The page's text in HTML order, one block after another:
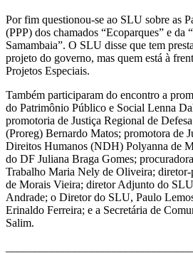
Por fim questionou-se ao SLU sobre as
(PPP) dos chamados “Ecoparques” e da
Samambaia”. O SLU disse que tem
projeto do governo, mas quem está à
Projetos Especiais.
Também participaram do encontro a
do Patrimônio Público e Social Lenna
promotoria de Justiça Regional de
(Proreg) Bernardo Matos; promotora de
Direitos Humanos (NDH) Polyanna de
do DF Juliana Braga Gomes;
Trabalho Maria Nely de Oliveira;
de Morais Vieira; diretor Adjunto do
Andrade; o Diretor do SLU, Paulo
Erinaldo Ferreira; e a Secretária de
Salim.